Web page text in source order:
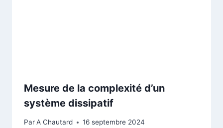
Mesure de la complexité d’un
système dissipatif
ParA Chautard 16 septembre 2024